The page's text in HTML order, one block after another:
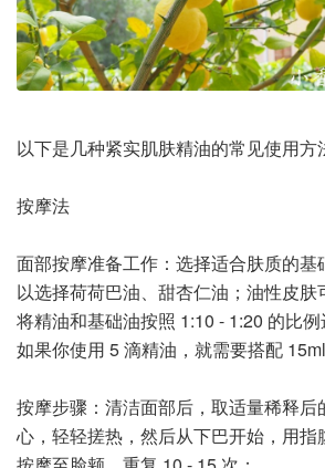
以下是几种紧实肌肤精油的常见使用方
按摩法
面部按摩准备工作：选择适合肤质的
以选择荷荷巴油、甜杏仁油；油性皮肤
将精油和基础油按照 1:10 - 1:20 的比例
如果你使用 5 滴精油，就需要搭配 15ml
按摩步骤：清洁面部后，取适量稀释
心，轻轻搓热，然后从下巴开始，用指